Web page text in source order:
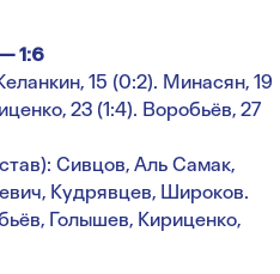
1:6
15 (0:2). Минасян, 19
23 (1:4). Воробьёв, 27
Сивцов, Аль Самак,
Кудрявцев, Широков.
Голышев, Кириценко,